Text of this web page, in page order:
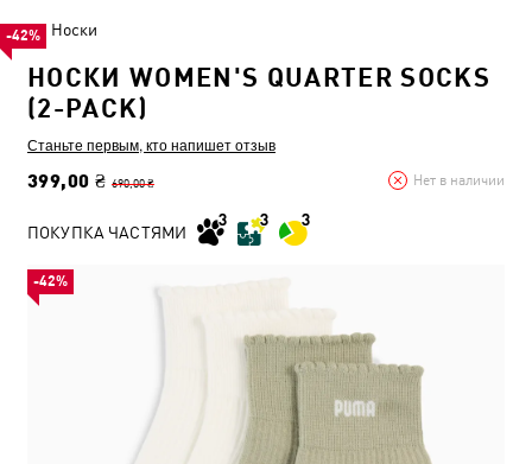
Носки
НОСКИ WOMEN'S QUARTER SOCKS
(2-PACK)
Станьте первым, кто напишет отзыв
399,00 ₴ 690,00 ₴ Нет в наличии
-42%
ПОКУПКА ЧАСТЯМИ
-42%